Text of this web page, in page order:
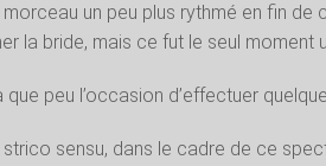
morceau un peu plus rythmé en fin de
la bride, mais ce fut le seul moment
peu l’occasion d’effectuer
sensu, dans le cadre de ce